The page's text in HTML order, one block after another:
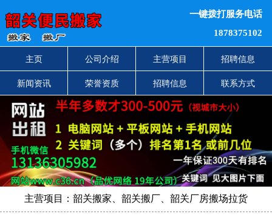
一键拨打服务电话
1878375102
主页 公司介绍 主营项目 招聘信息
新闻资讯 荣誉资质 招聘信息 联系方式
主营项目：韶关搬家、韶关搬厂、韶关厂房搬场拉货